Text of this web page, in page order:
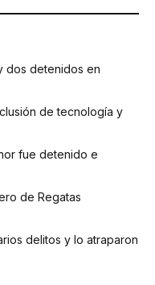
dos detenidos en
de tecnología y
fue detenido e
de Regatas
delitos y lo atraparon